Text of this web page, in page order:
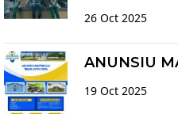
26 Oct 2025
ANUNSIU
19 Oct 2025